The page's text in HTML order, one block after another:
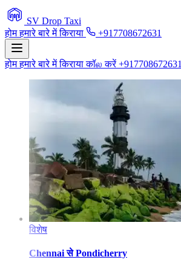
SV Drop Taxi
होमहमारे बारे मेंकिराया +917708672631
होमहमारे बारे मेंकिरायाकॉல करें +917708672631
विशेष
Chennai से Pondicherry